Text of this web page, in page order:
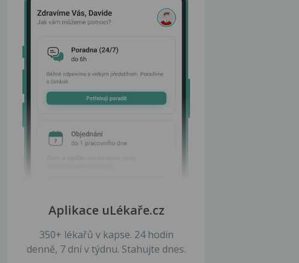
Aplikace uLékaře.cz
350+ lékařů v kapse. 24 hodin
denně, 7 dní v týdnu. Stahujte dnes.